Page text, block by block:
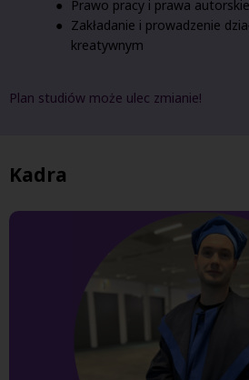
Prawo pracy i prawa
Zakładanie i prowadzenie
kreatywnym
Plan studiów może ulec zmianie!
Kadra